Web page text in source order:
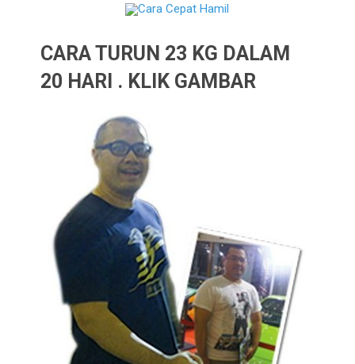
CARA TURUN 23 KG DALAM
20 HARI . KLIK GAMBAR